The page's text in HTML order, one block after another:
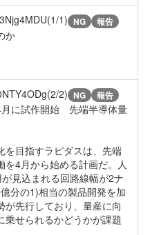
1) NG 報告
か
2) NG 報告
月に試作開始 先端半導体量
を目指すラピダスは、先端
を4月から始める計画だ。人
見込まれる回路線幅が2ナ
分の1)相当の製品開発を加
が先行しており、量産に向
乗せられるかどうかが課題